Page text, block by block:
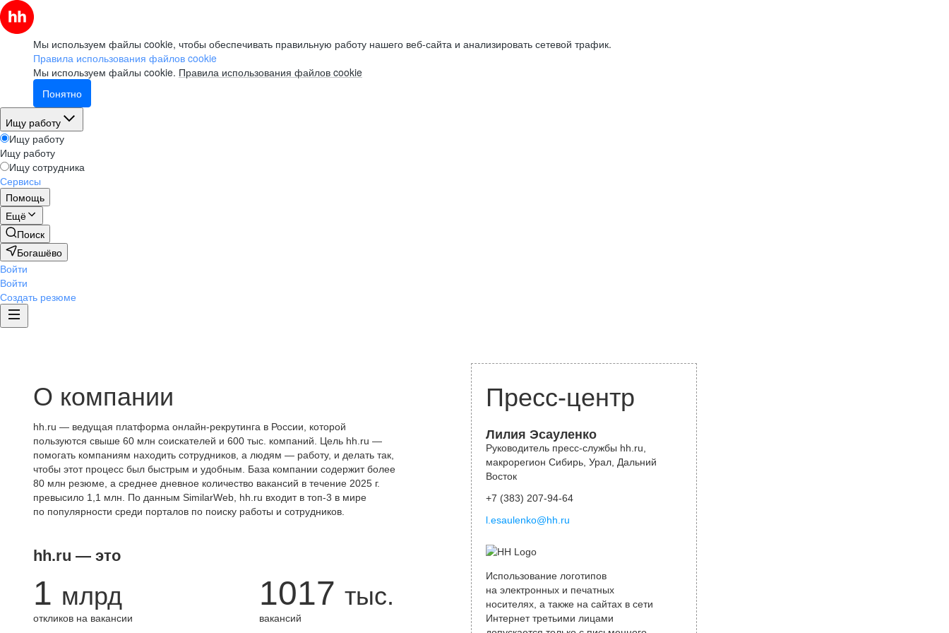
Мы используем файлы cookie, чтобы обеспечивать правильную работу нашего веб-сайта и анализировать сетевой трафик.
Правила использования файлов cookie
Мы используем файлы cookie. Правила использования файлов cookie
Понятно
Ищу работу
Ищу работу
Ищу работу
Ищу сотрудника
Сервисы
Помощь
Ещё
Поиск
Богашёво
Войти
Войти
Создать резюме
О компании
hh.ru — ведущая платформа онлайн-рекрутинга в России, которой
пользуются свыше 60 млн соискателей и 600 тыс. компаний. Цель hh.ru —
помогать компаниям находить сотрудников, а людям — работу, и делать так,
чтобы этот процесс был быстрым и удобным. База компании содержит более
80 млн резюме, а среднее дневное количество вакансий в течение 2025 г.
превысило 1,1 млн. По данным SimilarWeb, hh.ru входит в топ-3 в мире
по популярности среди порталов по поиску работы и сотрудников.
hh.ru — это
1 млрд
откликов на вакансии
1017 тыс.
вакансий
Пресс-центр
Лилия Эсауленко
Руководитель пресс-службы hh.ru,
макрорегион Сибирь, Урал, Дальний
Восток
+7 (383) 207-94-64
l.esaulenko@hh.ru
Использование логотипов
на электронных и печатных
носителях, а также на сайтах в сети
Интернет третьими лицами